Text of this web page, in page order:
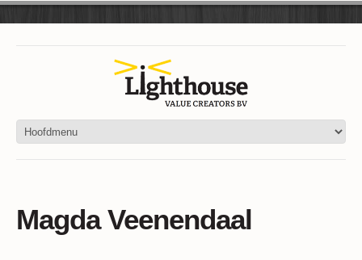
Magda Veenendaal